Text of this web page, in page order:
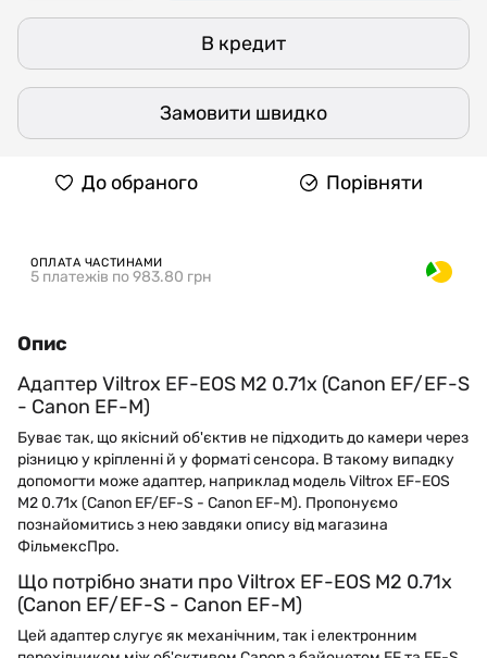
В кредит
Замовити швидко
До обраного Порівняти
ОПЛАТА ЧАСТИНАМИ
5 платежів по 983.80 грн
Опис
Адаптер Viltrox EF-EOS M2 0.71x (Canon EF/EF-S
- Canon EF-M)
Буває так, що якісний об'єктив не підходить до камери через
різницю у кріпленні й у форматі сенсора. В такому випадку
допомогти може адаптер, наприклад модель Viltrox EF-EOS
M2 0.71x (Canon EF/EF-S - Canon EF-M). Пропонуємо
познайомитись з нею завдяки опису від магазина
ФільмексПро.
Що потрібно знати про Viltrox EF-EOS M2 0.71x
(Canon EF/EF-S - Canon EF-M)
Цей адаптер слугує як механічним, так і електронним